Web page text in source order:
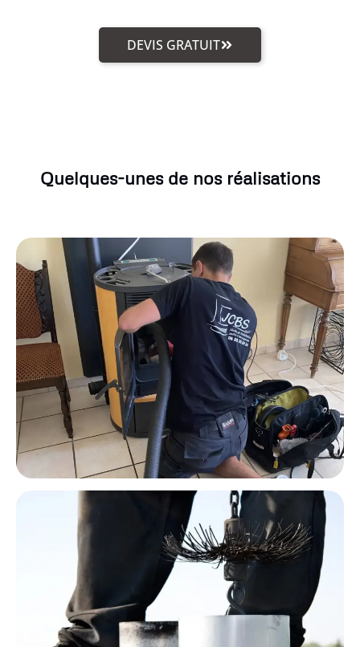
DEVIS GRATUIT
Quelques-unes de nos réalisations